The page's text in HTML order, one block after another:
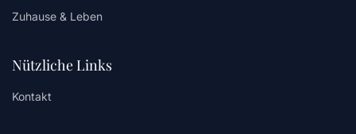
Zuhause & Leben
Nützliche Links
Kontakt